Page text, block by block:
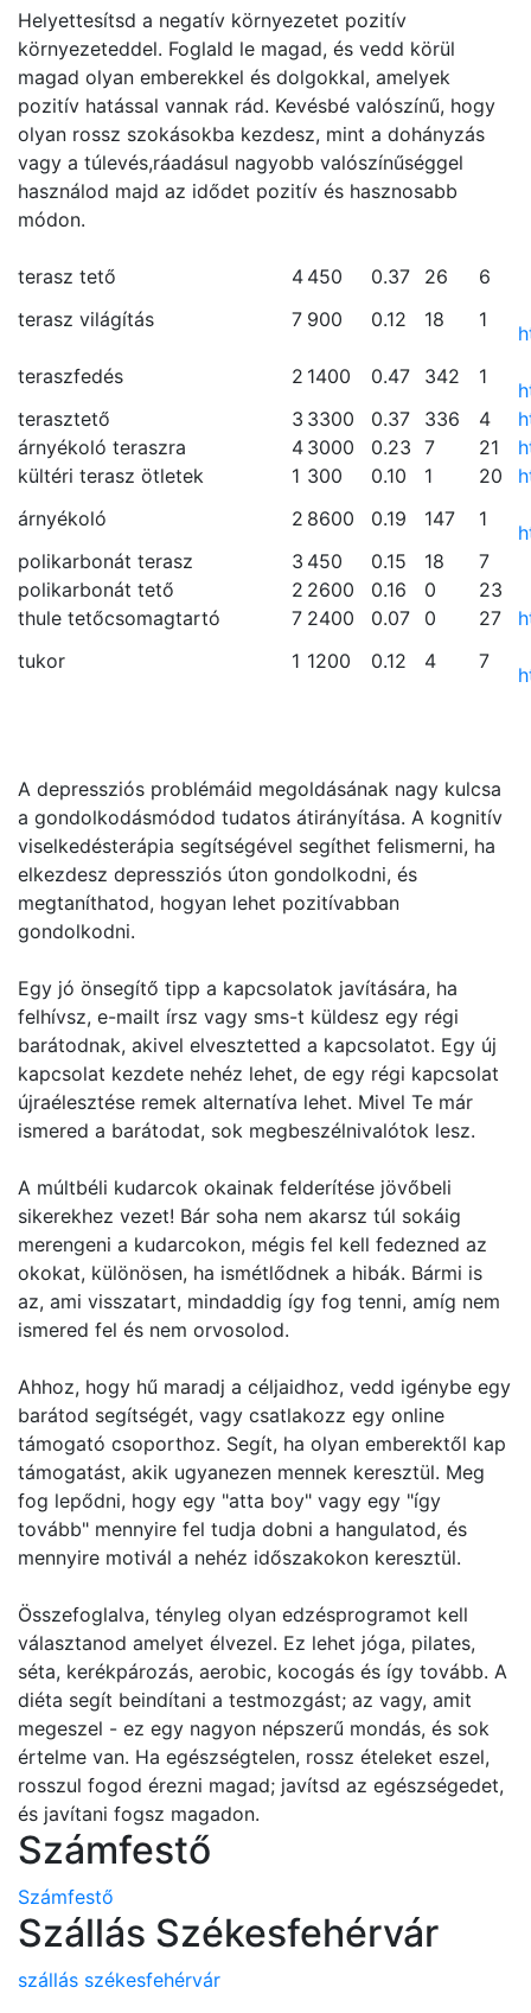
Helyettesítsd a negatív környezetet pozitív
környezeteddel. Foglald le magad, és vedd körül
magad olyan emberekkel és dolgokkal, amelyek
pozitív hatással vannak rád. Kevésbé valószínű, hogy
olyan rossz szokásokba kezdesz, mint a dohányzás
vagy a túlevés,ráadásul nagyobb valószínűséggel
használod majd az idődet pozitív és hasznosabb
módon.
terasz tető 4 450 0.37 26
6
terasz világítás
7 900 0.12 18 1
teraszfedés
2 1400 0.47 342 1
terasztető
3 3300 0.37 336 4
árnyékoló teraszra
4 3000 0.23 7 21
kültéri terasz ötletek
1 300 0.10 1 20
árnyékoló
2 8600 0.19 147 1
polikarbonát terasz
3 450 0.15 18
7
polikarbonát tető
2 2600 0.16 0
23
thule tetőcsomagtartó
7 2400 0.07 0 27
tukor
1 1200 0.12 4 7
A depressziós problémáid megoldásának nagy kulcsa
a gondolkodásmódod tudatos átirányítása. A kognitív
viselkedésterápia segítségével segíthet felismerni, ha
elkezdesz depressziós úton gondolkodni, és
megtaníthatod, hogyan lehet pozitívabban
gondolkodni.
Egy jó önsegítő tipp a kapcsolatok javítására, ha
felhívsz, e-mailt írsz vagy sms-t küldesz egy régi
barátodnak, akivel elvesztetted a kapcsolatot. Egy új
kapcsolat kezdete nehéz lehet, de egy régi kapcsolat
újraélesztése remek alternatíva lehet. Mivel Te már
ismered a barátodat, sok megbeszélnivalótok lesz.
A múltbéli kudarcok okainak felderítése jövőbeli
sikerekhez vezet! Bár soha nem akarsz túl sokáig
merengeni a kudarcokon, mégis fel kell fedezned az
okokat, különösen, ha ismétlődnek a hibák. Bármi is
az, ami visszatart, mindaddig így fog tenni, amíg nem
ismered fel és nem orvosolod.
Ahhoz, hogy hű maradj a céljaidhoz, vedd igénybe egy
barátod segítségét, vagy csatlakozz egy online
támogató csoporthoz. Segít, ha olyan emberektől kap
támogatást, akik ugyanezen mennek keresztül. Meg
fog lepődni, hogy egy "atta boy" vagy egy "így
tovább" mennyire fel tudja dobni a hangulatod, és
mennyire motivál a nehéz időszakokon keresztül.
Összefoglalva, tényleg olyan edzésprogramot kell
választanod amelyet élvezel. Ez lehet jóga, pilates,
séta, kerékpározás, aerobic, kocogás és így tovább. A
diéta segít beindítani a testmozgást; az vagy, amit
megeszel - ez egy nagyon népszerű mondás, és sok
értelme van. Ha egészségtelen, rossz ételeket eszel,
rosszul fogod érezni magad; javítsd az egészségedet,
és javítani fogsz magadon.
Számfestő
Számfestő
Szállás Székesfehérvár
szállás székesfehérvár